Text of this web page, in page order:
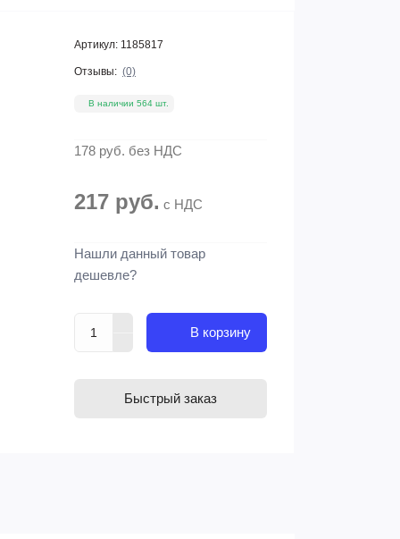
Артикул: 1185817
Отзывы: (0)
В наличии 564 шт.
178 руб. без НДС
217 руб. с НДС
Нашли данный товар
дешевле?
В корзину
Быстрый заказ